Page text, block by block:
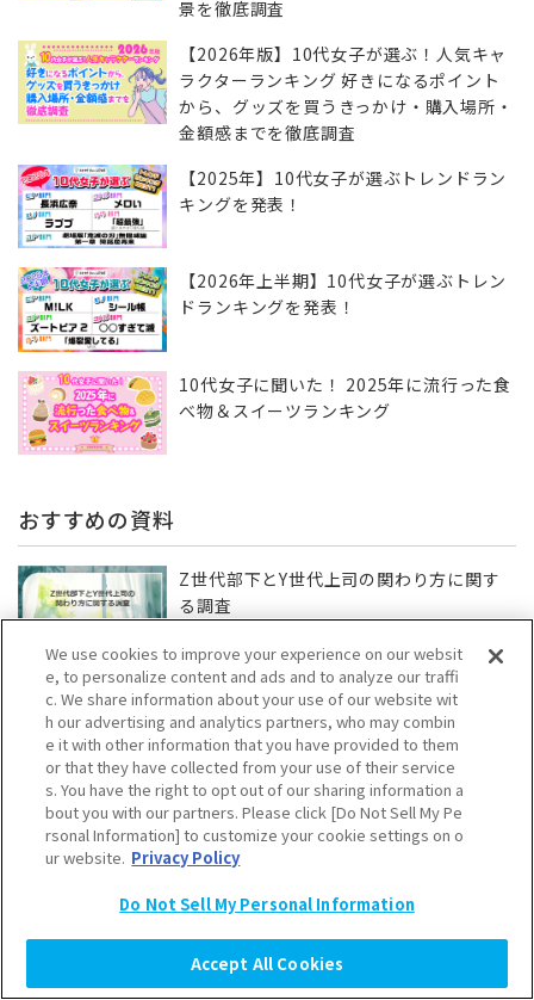
景を徹底調査
【2026年版】10代女子が選ぶ！人気キャ
ラクターランキング 好きになるポイント
から、グッズを買うきっかけ・購入場所・
金額感までを徹底調査
【2025年】10代女子が選ぶトレンドラン
キングを発表！
【2026年上半期】10代女子が選ぶトレン
ドランキングを発表！
10代女子に聞いた！ 2025年に流行った食
べ物＆スイーツランキング
おすすめの資料
Z世代部下とY世代上司の関わり方に関す
る調査
対話型生成AIを含む情報収集に​関する実態
調査
大学生のAI利用実態
We use cookies to improve your experience on our websit
e, to personalize content and ads and to analyze our traffi
c. We share information about your use of our website wit
h our advertising and analytics partners, who may combin
e it with other information that you have provided to them
or that they have collected from your use of their service
s. You have the right to opt out of our sharing information a
bout you with our partners. Please click [Do Not Sell My Pe
rsonal Information] to customize your cookie settings on o
ur website. Privacy Policy
Do Not Sell My Personal Information
Accept All Cookies